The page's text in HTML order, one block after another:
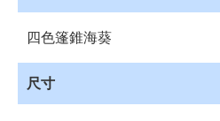
購
載
四色篷錐海葵
尺寸